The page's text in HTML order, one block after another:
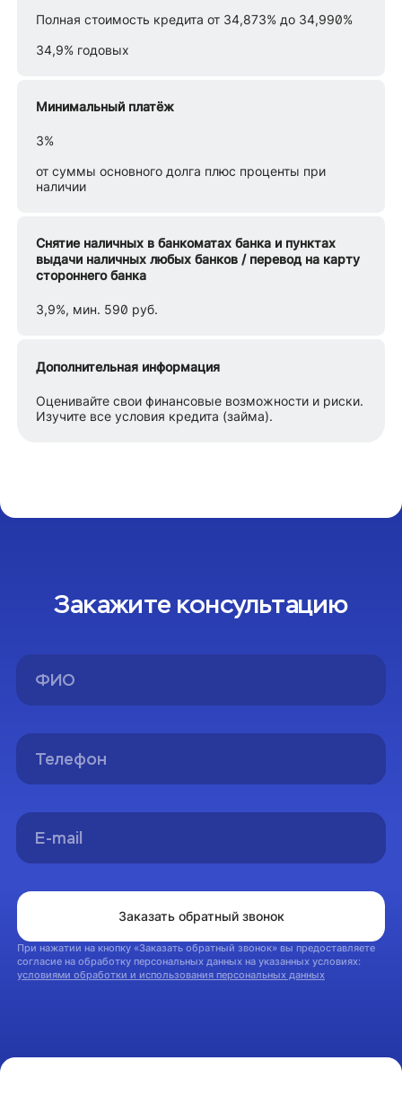
Полная стоимость кредита от 34,873% до 34,990%
34,9% годовых
Минимальный платёж
3%
от суммы основного долга плюс проценты при
наличии
Снятие наличных в банкоматах банка и пунктах
выдачи наличных любых банков / перевод на карту
стороннего банка
3,9%, мин. 590 руб.
Дополнительная информация
Оценивайте свои финансовые возможности и риски.
Изучите все условия кредита (займа).
Закажите консультацию
При нажатии на кнопку «Заказать обратный звонок» вы предоставляете
согласие на обработку персональных данных на указанных условиях:
условиями обработки и использования персональных данных
Заказать обратный звонок
На главную